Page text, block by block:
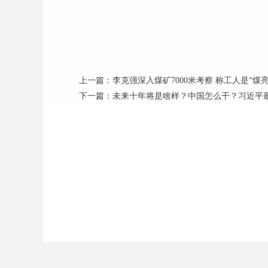
上一篇： 李克强深入煤矿7000米考察 称工人是“煤
下一篇： 未来十年将是啥样？中国怎么干？习近平